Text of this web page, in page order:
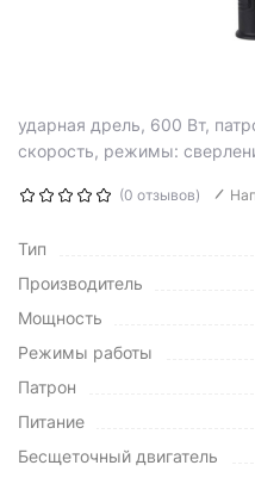
ударная дрель, 600 Вт,
скорость, режимы:
(0 отзывов)
Тип
Производитель
Мощность
Режимы работы
Патрон
Питание
Бесщеточный двигатель